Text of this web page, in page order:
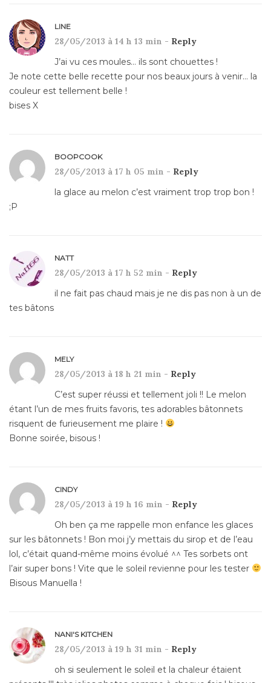
LINE
28/05/2013 à 14 h 13 min - Reply
J’ai vu ces moules… ils sont chouettes !
Je note cette belle recette pour nos beaux jours à venir… la
couleur est tellement belle !
bises X
BOOPCOOK
28/05/2013 à 17 h 05 min - Reply
la glace au melon c’est vraiment trop trop bon !
;P
NATT
28/05/2013 à 17 h 52 min - Reply
il ne fait pas chaud mais je ne dis pas non à un de
tes bâtons
MELY
28/05/2013 à 18 h 21 min - Reply
C’est super réussi et tellement joli !! Le melon
étant l’un de mes fruits favoris, tes adorables bâtonnets
risquent de furieusement me plaire !
Bonne soirée, bisous !
CINDY
28/05/2013 à 19 h 16 min - Reply
Oh ben ça me rappelle mon enfance les glaces
sur les bâtonnets ! Bon moi j’y mettais du sirop et de l’eau
lol, c’était quand-même moins évolué ^^ Tes sorbets ont
l’air super bons ! Vite que le soleil revienne pour les tester
Bisous Manuella !
NANI'S KITCHEN
28/05/2013 à 19 h 31 min - Reply
oh si seulement le soleil et la chaleur étaient